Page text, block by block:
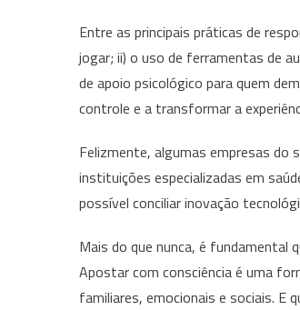
Entre as principais práticas de
jogar; ii) o uso de ferramentas de
de apoio psicológico para quem
controle e a transformar a
Felizmente, algumas empresas
instituições especializadas em
possível conciliar inovação
Mais do que nunca, é fundamental
Apostar com consciência é uma
familiares, emocionais e sociais. E